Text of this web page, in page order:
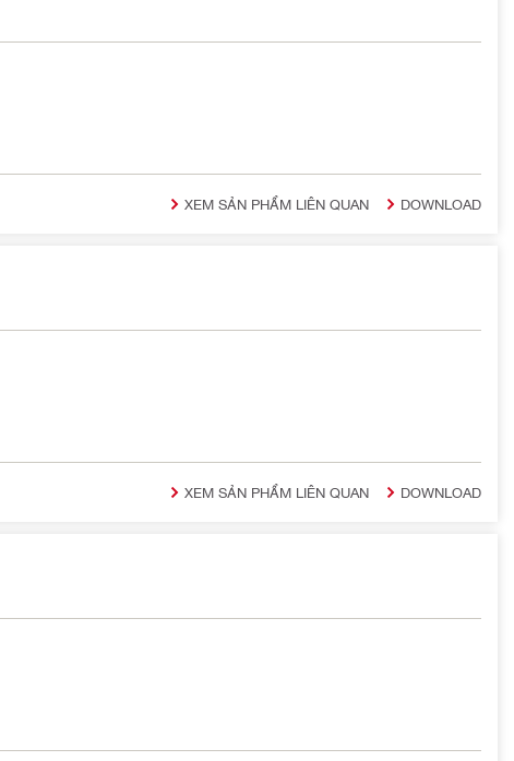
XEM SẢN PHẨM LIÊN QUAN DOWNLOAD
XEM SẢN PHẨM LIÊN QUAN DOWNLOAD